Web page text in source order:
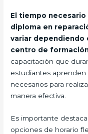
El tiempo
diploma en
variar dependiendo
centro de
capacitación que
estudiantes
necesarios para
manera efectiva.
Es importante
opciones de horario